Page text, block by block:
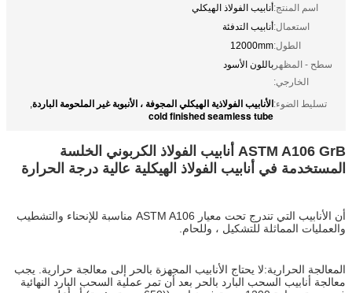
اسم المنتج:أنابيب الفولاذ الهيكلي
استعمال:أنابيب التدفئة
الطول:12000mm
سطح - المظهر
الخارجي:
باللون الأسود
تسليط الضوء:الأنابيب الفولاذية الهيكلي المجوفة ، الأنبوبة غير الملحومة الباردة,
cold finished seamless tube
ASTM A106 GrB أنابيب الفولاذ الكربوني الخلسة
المستخدمة في أنابيب الفولاذ الهيكلية عالية درجة الحرارة
أن الأنابيب التي تندرج تحت معيار ASTM A106 مناسبة للإنحناء والتشطيب
والعمليات المماثلة للتشكيل ، وللحام.
المعالجة الحرارية:لا يحتاج الأنابيب المجهزة بالحر إلى معالجة حرارية. يجب
معالجة أنابيب السحب البارد بالحر بعد أن تمر عملية السحب البارد النهائية